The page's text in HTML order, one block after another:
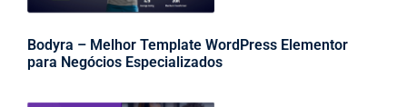
Bodyra – Melhor Template WordPress Elementor
para Negócios Especializados